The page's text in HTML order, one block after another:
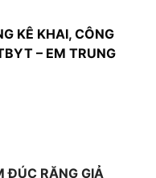
KÊ KHAI, CÔNG
– EM TRUNG
ĐÚC RĂNG GIẢ